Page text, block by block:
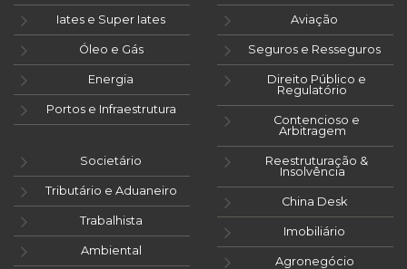
Iates e Super Iates
Óleo e Gás
Energia
Portos e Infraestrutura
Aviação
Seguros e Resseguros
Direito Público e
Regulatório
Contencioso e
Arbitragem
Societário
Tributário e Aduaneiro
Trabalhista
Ambiental
Reestruturação &
Insolvência
China Desk
Imobiliário
Agronegócio